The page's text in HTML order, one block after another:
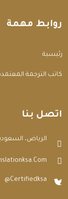
روابط مهمة
الرئيسية
مكاتب الترجمة
اتصل بنا
الرياض،
@certifiedksa